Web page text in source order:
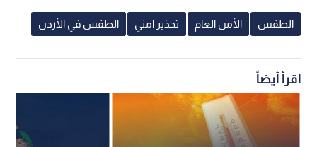
الطقس الأمن العام تحذير امني الطقس في الأردن
اقرأ أيضاً